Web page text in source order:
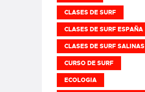
CLASES DE SURF
CLASES DE SURF ESPAÑA
CLASES DE SURF SALINAS
CURSO DE SURF
ECOLOGIA